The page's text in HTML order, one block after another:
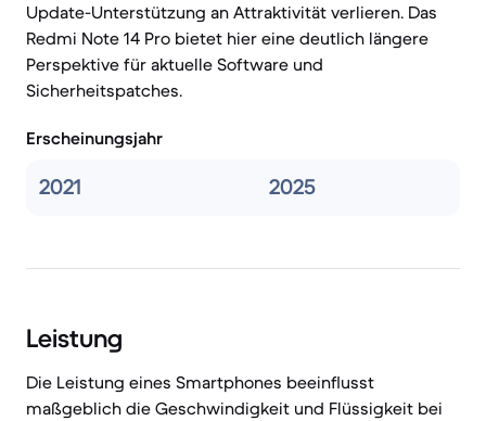
Update-Unterstützung an Attraktivität verlieren. Das
Redmi Note 14 Pro bietet hier eine deutlich längere
Perspektive für aktuelle Software und
Sicherheitspatches.
Erscheinungsjahr
2021 2025
Leistung
Die Leistung eines Smartphones beeinflusst
maßgeblich die Geschwindigkeit und Flüssigkeit bei